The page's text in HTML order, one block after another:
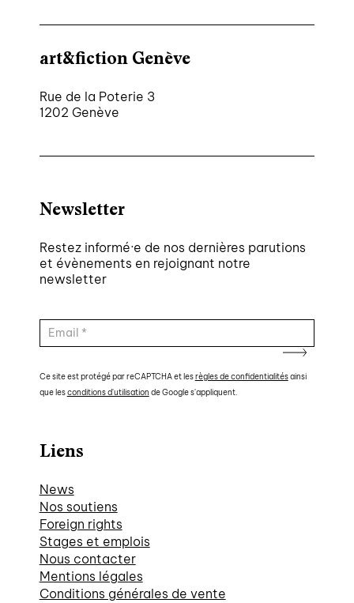
art&fiction Genève
Rue de la Poterie 3
1202 Genève
Newsletter
Restez informé·e de nos dernières parutions
et évènements en rejoignant notre
newsletter
Ce site est protégé par reCAPTCHA et lesrègles de confidentialitésainsi
que lesconditions d'utilisation de Google s'appliquent.
Liens
News
Nos soutiens
Foreign rights
Stages et emplois
Nous contacter
Mentions légales
Conditions générales de vente